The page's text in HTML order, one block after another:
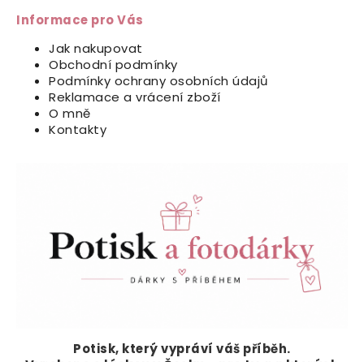
Informace pro Vás
Jak nakupovat
Obchodní podmínky
Podmínky ochrany osobních údajů
Reklamace a vrácení zboží
O mně
Kontakty
Potisk, který vyprávíváš příběh.